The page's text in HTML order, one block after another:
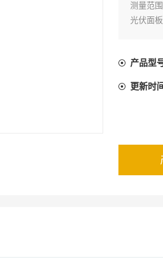
测量范
光伏面
产品型
更新时